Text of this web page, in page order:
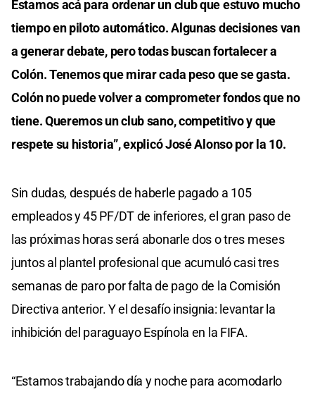
Estamos acá para ordenar un club que estuvo mucho
tiempo en piloto automático. Algunas decisiones van
a generar debate, pero todas buscan fortalecer a
Colón. Tenemos que mirar cada peso que se gasta.
Colón no puede volver a comprometer fondos que no
tiene. Queremos un club sano, competitivo y que
respete su historia”, explicó José Alonso por la 10.
Sin dudas, después de haberle pagado a 105
empleados y 45 PF/DT de inferiores, el gran paso de
las próximas horas será abonarle dos o tres meses
juntos al plantel profesional que acumuló casi tres
semanas de paro por falta de pago de la Comisión
Directiva anterior. Y el desafío insignia: levantar la
inhibición del paraguayo Espínola en la FIFA.
“Estamos trabajando día y noche para acomodarlo